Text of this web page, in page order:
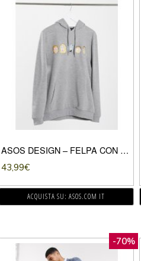
ASOS DESIGN – FELPA CON CAPPUCCIO GRIGIO MÉLANGE CON STAMPA DI RICK AND MORTY
43,99€
ACQUISTA SU: ASOS.COM IT
-70%